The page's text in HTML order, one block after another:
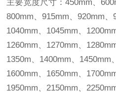
主要宽度尺寸：450mm、
800mm、915mm、920mm、
1040mm、1045mm、
1260mm、1270mm、
1350m、1400mm、1450mm
1600mm、1650mm、
1950mm、2150mm、